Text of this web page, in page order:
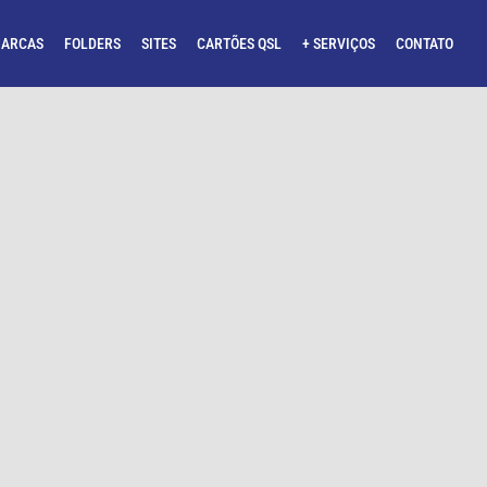
FOLDERS SITES CARTÕES QSL + SERVIÇOS CONTATO